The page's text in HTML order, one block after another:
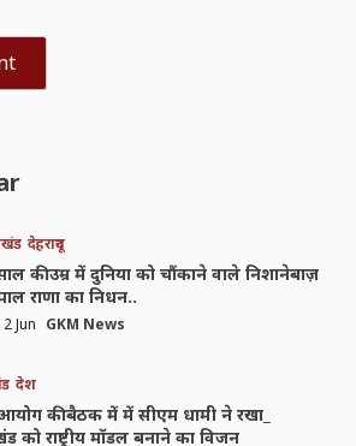
देहरादून
की उम्र में दुनिया को चौंकाने वाले निशानेबाज़
राणा का निधन..
Jun GKM News
देश
की बैठक में में सीएम धामी ने रखा_
को राष्ट्रीय मॉडल बनाने का विजन